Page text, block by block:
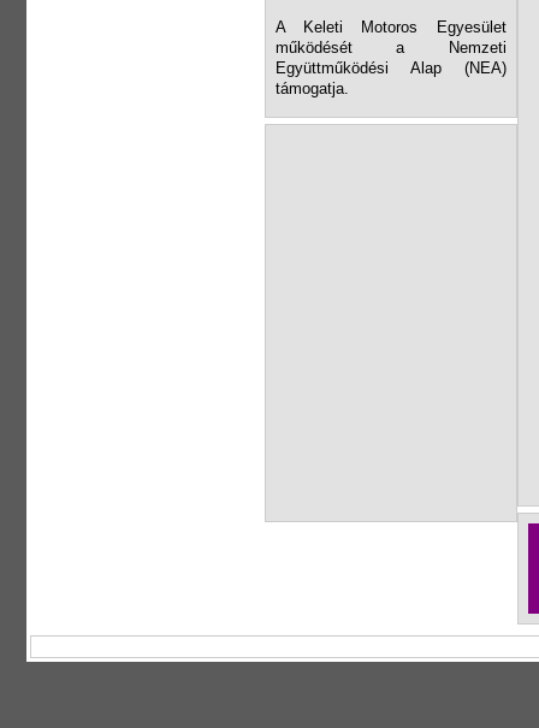
A Keleti Motoros Egyesület
működését a Nemzeti
Együttműködési Alap (NEA)
támogatja.